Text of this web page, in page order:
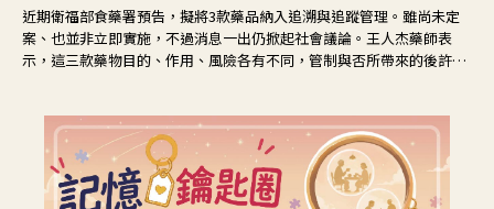
近期衛福部食藥署預告，擬將3款藥品納入追溯與追蹤管理。雖尚未定
案、也並非立即實施，不過消息一出仍掀起社會議論。王人杰藥師表
示，這三款藥物目的、作用、風險各有不同，管制與否所帶來的後許影